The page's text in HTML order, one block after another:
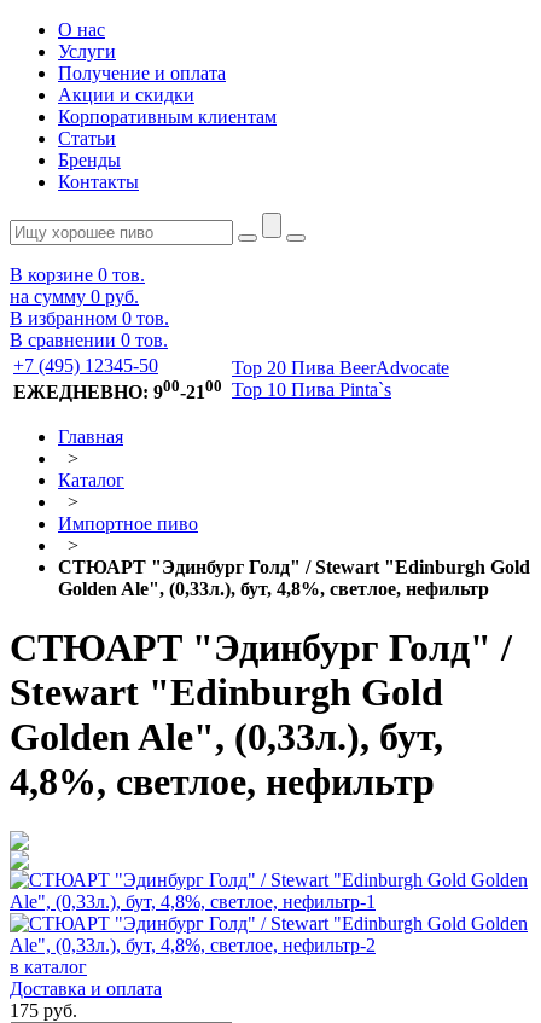
О нас
Услуги
Получение и оплата
Акции и скидки
Корпоративным клиентам
Статьи
Бренды
Контакты
В корзине 0 тов.
на сумму 0 руб.
В избранном 0 тов.
В сравнении 0 тов.
+7 (495) 12345-50
ЕЖЕДНЕВНО: 900-2100
Top 20 Пива BeerAdvocate
Top 10 Пива Pinta`s
Главная
>
Каталог
>
Импортное пиво
>
СТЮАРТ "Эдинбург Голд" / Stewart "Edinburgh Gold
Golden Ale", (0,33л.), бут, 4,8%, светлое, нефильтр
СТЮАРТ "Эдинбург Голд" /
Stewart "Edinburgh Gold
Golden Ale", (0,33л.), бут,
4,8%, светлое, нефильтр
в каталог
Доставка и оплата
175 руб.